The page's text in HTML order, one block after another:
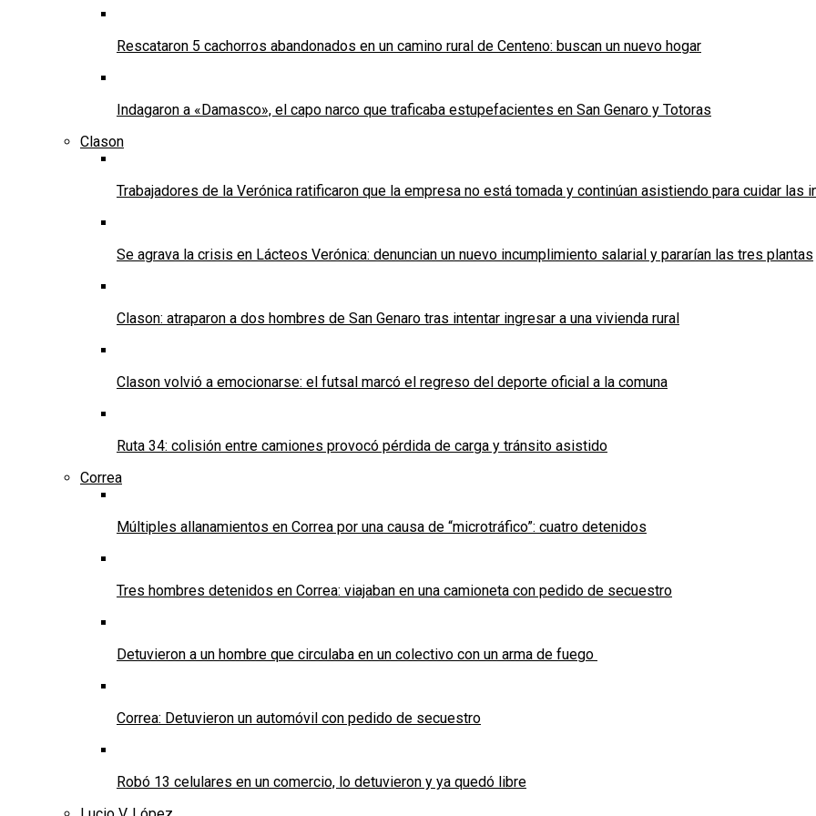
Rescataron 5 cachorros abandonados en un camino rural de Centeno: buscan un nuevo hogar
Indagaron a «Damasco», el capo narco que traficaba estupefacientes en San Genaro y Totoras
Clason
Trabajadores de la Verónica ratificaron que la empresa no está tomada y continúan asistiendo para cuidar las
Se agrava la crisis en Lácteos Verónica: denuncian un nuevo incumplimiento salarial y pararían las tres plantas
Clason: atraparon a dos hombres de San Genaro tras intentar ingresar a una vivienda rural
Clason volvió a emocionarse: el futsal marcó el regreso del deporte oficial a la comuna
Ruta 34: colisión entre camiones provocó pérdida de carga y tránsito asistido
Correa
Múltiples allanamientos en Correa por una causa de “microtráfico”: cuatro detenidos
Tres hombres detenidos en Correa: viajaban en una camioneta con pedido de secuestro
Detuvieron a un hombre que circulaba en un colectivo con un arma de fuego
Correa: Detuvieron un automóvil con pedido de secuestro
Robó 13 celulares en un comercio, lo detuvieron y ya quedó libre